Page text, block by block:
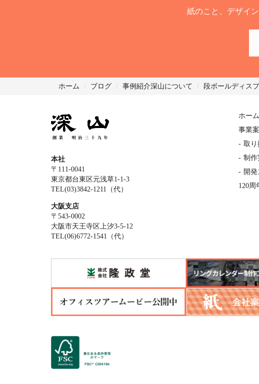
紙のこと、デザイ
ホーム ブログ 事例紹介深山について 段ボールディス
本社
〒111-0041
東京都台東区元浅草1-1-3
TEL(03)3842-1211（代）
大阪支店
〒543-0002
大阪市天王寺区上汐3-5-12
TEL(06)6772-1541（代）
ホーム
事業
取り
制作
開
120周